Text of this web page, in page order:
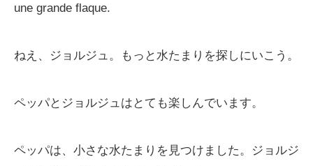
une grande flaque.
ねえ、ジョルジュ。もっと水たまりを探しにいこう。
ペッパとジョルジュはとても楽しんでいます。
ペッパは、小さな水たまりを見つけました。ジョルジ